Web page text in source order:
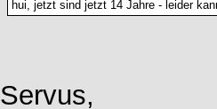
hui, jetzt sind jetzt 14 Jahre - leider
Servus,